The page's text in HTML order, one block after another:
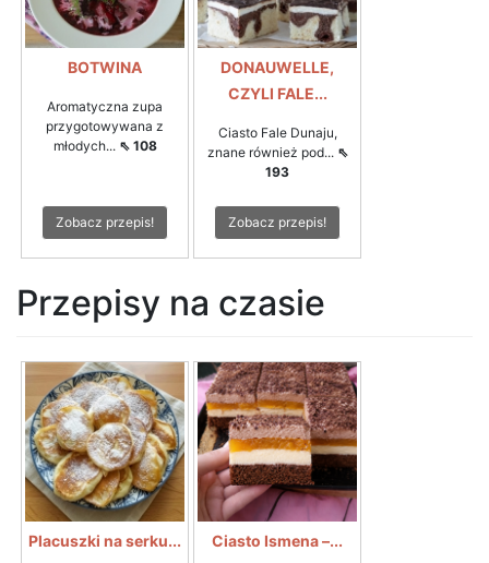
BOTWINA
Aromatyczna zupa
przygotowywana z
młodych... ⇖ 108
Zobacz przepis!
DONAUWELLE,
CZYLI FALE...
Ciasto Fale Dunaju,
znane również pod... ⇖
193
Zobacz przepis!
Przepisy na czasie
Placuszki na serku... Ciasto Ismena –...